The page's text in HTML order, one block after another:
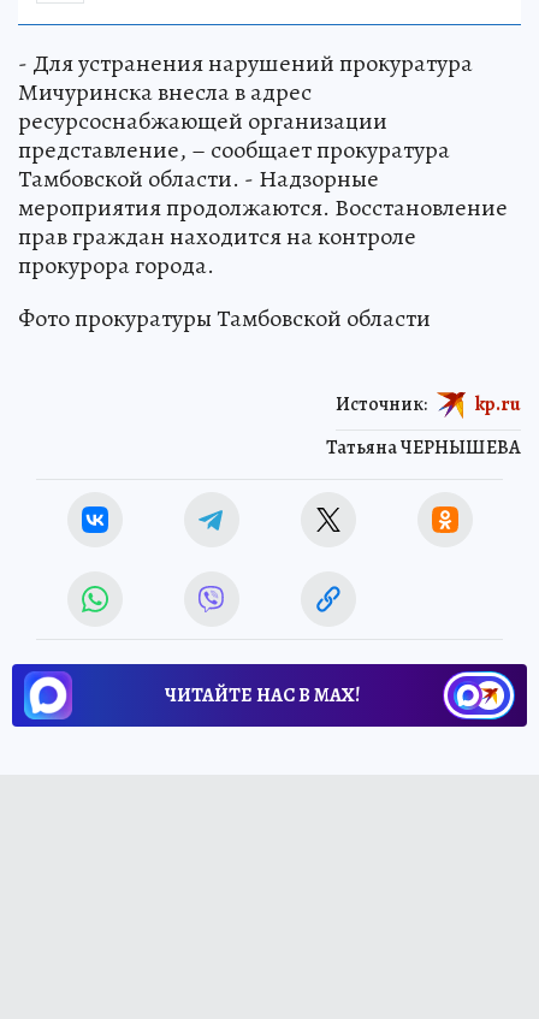
- Для устранения нарушений прокуратура
Мичуринска внесла в адрес
ресурсоснабжающей организации
представление, – сообщает прокуратура
Тамбовской области. - Надзорные
мероприятия продолжаются. Восстановление
прав граждан находится на контроле
прокурора города.
Фото прокуратуры Тамбовской области
Татьяна ЧЕРНЫШЕВА
Источник: kp.ru
ЧИТАЙТЕ НАС В МАХ!